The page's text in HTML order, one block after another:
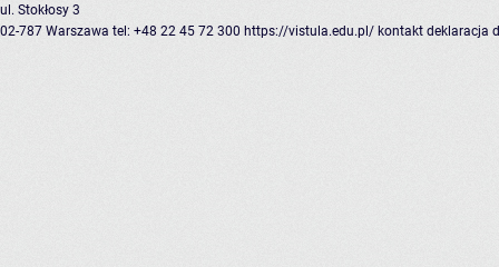
ul. Stokłosy 3
02-787 Warszawa tel: +48 22 45 72 300 https://vistula.edu.pl/ kontakt deklaracja